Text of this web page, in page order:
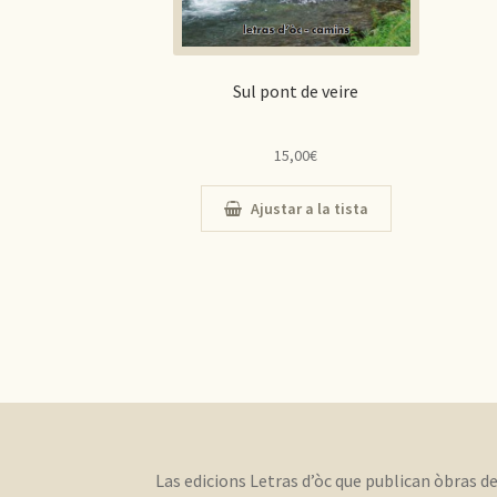
Sul pont de veire
15,00€
Ajustar a la tista
Las edicions Letras d’òc que publican òbras